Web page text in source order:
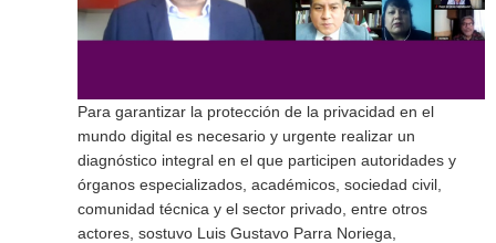
Para garantizar la protección de la privacidad en el
mundo digital es necesario y urgente realizar un
diagnóstico integral en el que participen autoridades y
órganos especializados, académicos, sociedad civil,
comunidad técnica y el sector privado, entre otros
actores, sostuvo Luis Gustavo Parra Noriega,